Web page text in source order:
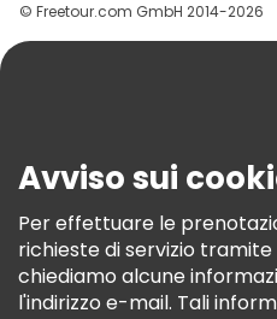
Aiuto
Termini E Condizioni
Informativa Sui Cookie
Freetour Premi
Programma Di Fidelizzazione
© Freetour.com GmbH 2014-2026
Avviso sui
Per effettuare le
richieste di servizio
chiediamo alcune
l'indirizzo e-mail. Tali